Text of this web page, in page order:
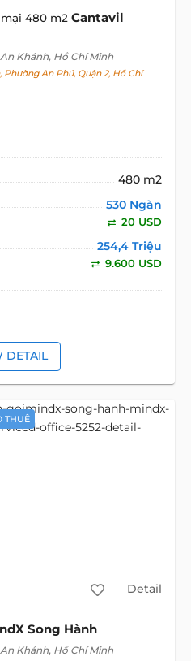
480 m2 Cantavil
Khánh, Hồ Chí Minh
An Phú, Quận 2, Hồ Chí
480 m2
530 Ngàn
20 USD
254,4 Triệu
9.600 USD
DETAIL
THUÊ
Detail
Song Hành
Khánh, Hồ Chí Minh